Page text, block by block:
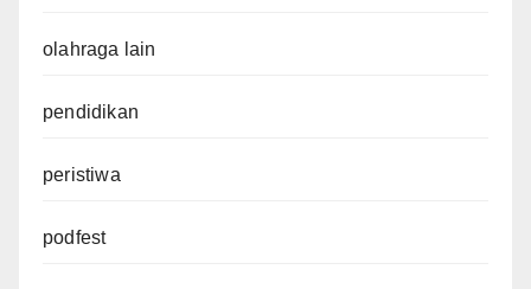
olahraga lain
pendidikan
peristiwa
podfest